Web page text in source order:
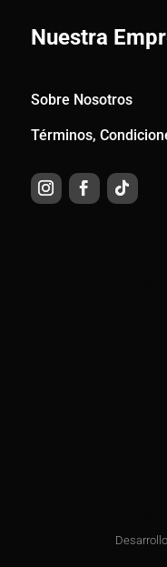
Nuestra
Sobre Nosotros
Términos,